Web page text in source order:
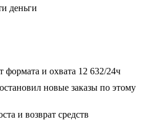
деньги
формата и охвата 12 632/24ч
новые заказы по этому
и возврат средств